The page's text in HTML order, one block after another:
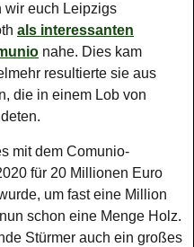
wir euch Leipzigs
als interessanten
nahe. Dies kam
resultierte sie aus
die in einem Lob von
mit dem Comunio-
für 20 Millionen Euro
um fast eine Million
schon eine Menge Holz.
Stürmer auch ein großes